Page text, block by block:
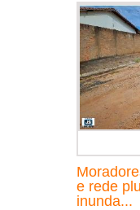
e rede
inunda...